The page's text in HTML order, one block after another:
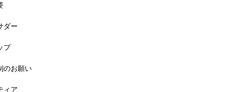
無料! 5月6日(祝) 「小学生ラン教室」
ダー
プ
のお願い
ィア